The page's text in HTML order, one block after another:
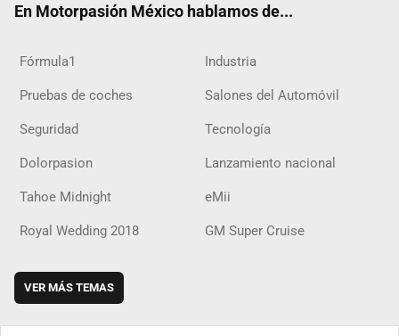
En Motorpasión México hablamos de...
Fórmula1 Industria
Pruebas de coches Salones del Automóvil
Seguridad Tecnología
Dolorpasion Lanzamiento nacional
Tahoe Midnight eMii
Royal Wedding 2018 GM Super Cruise
VER MÁS TEMAS